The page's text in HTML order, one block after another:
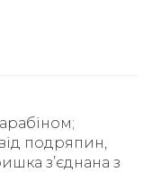
подряпин,
з’єднана з